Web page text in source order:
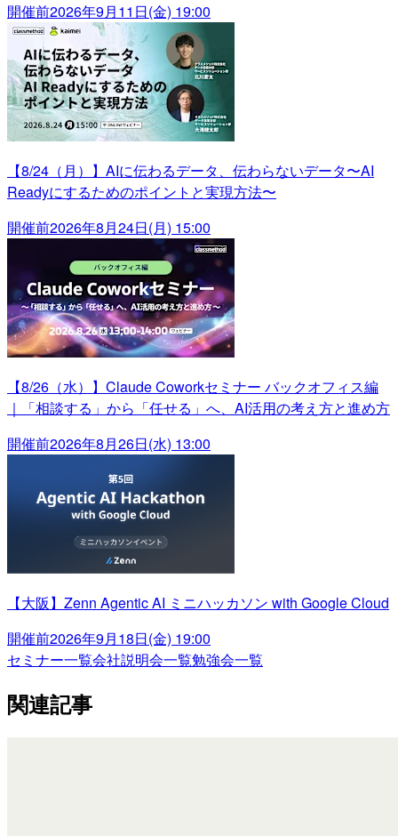
開催前2026年9月11日(金) 19:00
【8/24（月）】AIに伝わるデータ、伝わらないデータ〜AI
Readyにするためのポイントと実現方法〜
開催前2026年8月24日(月) 15:00
【8/26（水）】Claude Coworkセミナー バックオフィス編
｜「相談する」から「任せる」へ、AI活用の考え方と進め方
開催前2026年8月26日(水) 13:00
【大阪】Zenn Agentic AI ミニハッカソン with Google Cloud
開催前2026年9月18日(金) 19:00
セミナー一覧会社説明会一覧勉強会一覧
関連記事